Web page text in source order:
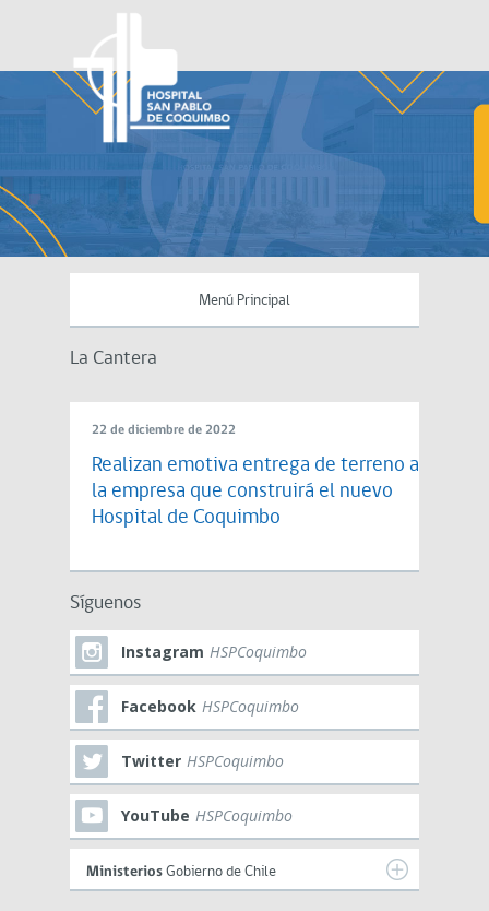
Menú Principal
La Cantera
22 de diciembre de 2022
Realizan emotiva entrega de terreno a
la empresa que construirá el nuevo
Hospital de Coquimbo
Síguenos
Instagram HSPCoquimbo
Facebook HSPCoquimbo
Twitter HSPCoquimbo
YouTube HSPCoquimbo
Ministerios Gobierno de Chile